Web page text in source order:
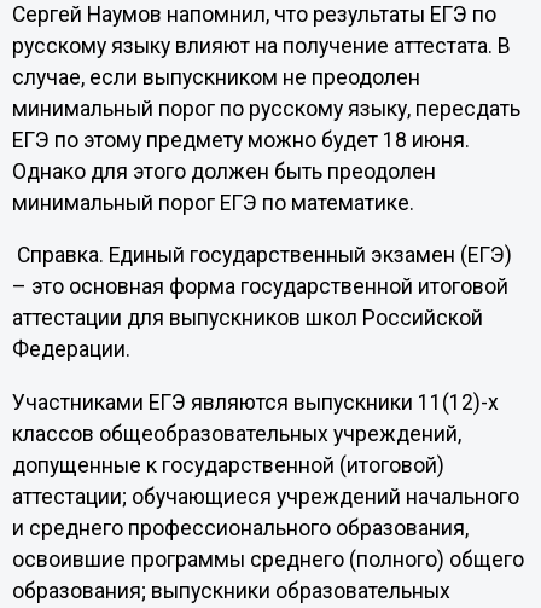
Сергей Наумов напомнил, что результаты ЕГЭ по
русскому языку влияют на получение аттестата. В
случае, если выпускником не преодолен
минимальный порог по русскому языку, пересдать
ЕГЭ по этому предмету можно будет 18 июня.
Однако для этого должен быть преодолен
минимальный порог ЕГЭ по математике.
Справка. Единый государственный экзамен (ЕГЭ)
– это основная форма государственной итоговой
аттестации для выпускников школ Российской
Федерации.
Участниками ЕГЭ являются выпускники 11(12)-х
классов общеобразовательных учреждений,
допущенные к государственной (итоговой)
аттестации; обучающиеся учреждений начального
и среднего профессионального образования,
освоившие программы среднего (полного) общего
образования; выпускники образовательных